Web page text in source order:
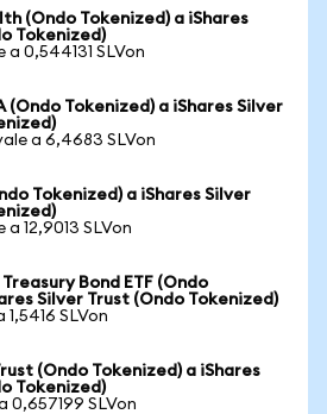
(Ondo Tokenized) a iShares
Tokenized)
a 0,544131 SLVon
(Ondo Tokenized) a iShares Silver
a 6,4683 SLVon
Tokenized) a iShares Silver
12,9013 SLVon
Bond ETF (Ondo
Silver Trust (Ondo Tokenized)
1,5416 SLVon
(Ondo Tokenized) a iShares
Tokenized)
0,657199 SLVon